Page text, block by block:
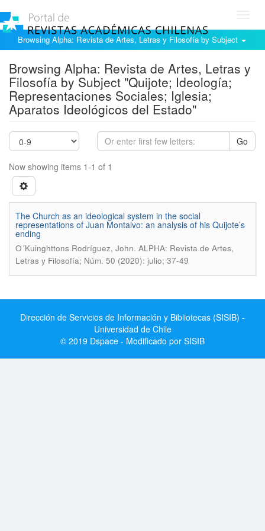
Browsing Alpha: Revista de Artes, Letras y Filosofía by Subject
Browsing Alpha: Revista de Artes, Letras y
Filosofía by Subject "Quijote; Ideología;
Representaciones Sociales; Iglesia;
Aparatos Ideológicos del Estado"
Go
Now showing items 1-1 of 1
The Church as an ideological system in the social
representations of Juan Montalvo: an analysis of his Quijote’s
ending
O´Kuinghttons Rodríguez, John. ALPHA: Revista de Artes,
Letras y Filosofía; Núm. 50 (2020): julio; 37-49
Dirección de Servicios de Información y Bibliotecas (SISIB) -
Universidad de Chile
© 2019 Dspace - Modificado por SISIB